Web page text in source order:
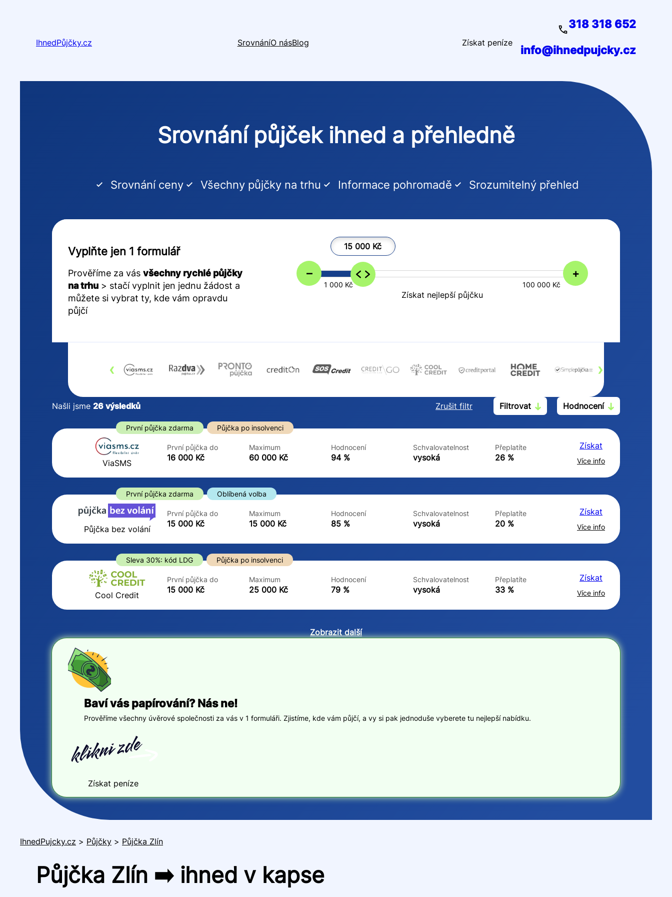
IhnedPůjčky.cz
SrovnáníO násBlog Získat peníze
318 318 652
info@ihnedpujcky.cz
Srovnání půjček ihned a přehledně
Srovnání ceny Všechny půjčky na trhu Informace pohromadě Srozumitelný přehled
Vyplňte jen 1 formulář
Prověříme za vás všechny rychlé půjčky
na trhu > stačí vyplnit jen jednu žádost a
můžete si vybrat ty, kde vám opravdu
půjčí
15 000 Kč
– +
1 000 Kč 100 000 Kč
Získat nejlepší půjčku
‹ ›
Zrušit filtr Filtrovat
Hodnocení
Od
Do
První půjčka zdarma
ano
Ve zkušebce
Našli jsme 26 výsledků
První půjčka zdarma Půjčka po insolvenci
ViaSMS
První půjčka do
16 000 Kč
Maximum
60 000 Kč
Hodnocení
94 %
Schvalovatelnost
vysoká
Přeplatíte
26 %
Získat
Více info
První půjčka zdarma Oblíbená volba
Půjčka bez volání
První půjčka do
15 000 Kč
Maximum
15 000 Kč
Hodnocení
85 %
Schvalovatelnost
vysoká
Přeplatíte
20 %
Získat
Více info
Sleva 30%: kód LDG Půjčka po insolvenci
Cool Credit
První půjčka do
15 000 Kč
Maximum
25 000 Kč
Hodnocení
79 %
Schvalovatelnost
vysoká
Přeplatíte
33 %
Získat
Více info
Zobrazit další
Baví vás papírování? Nás ne!
Prověříme všechny úvěrové společnosti za vás v 1 formuláři. Zjistíme, kde vám půjčí, a vy si pak jednoduše vyberete tu nejlepší nabídku.
Získat peníze
IhnedPujcky.cz > Půjčky > Půjčka Zlín
Půjčka Zlín ➡️ ihned v kapse